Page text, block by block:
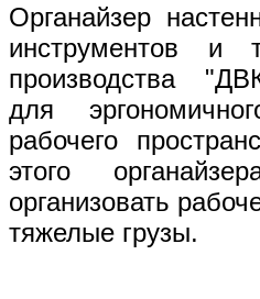
Органайзер
инструментов и
производства
для
рабочего
этого
организовать
тяжелые грузы.